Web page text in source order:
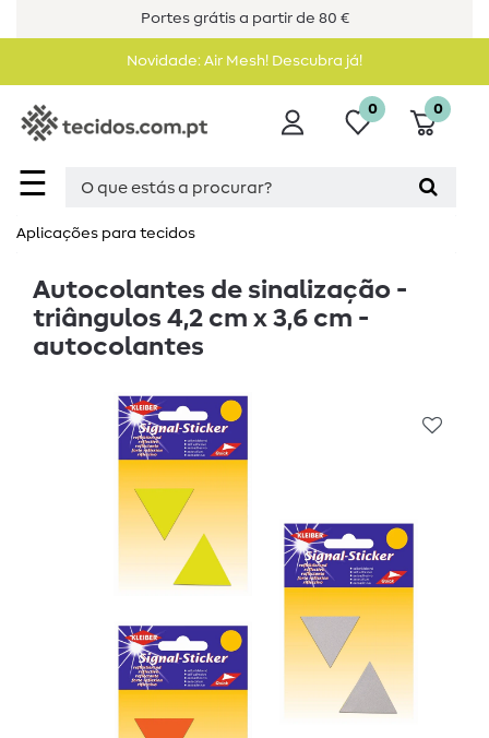
Portes grátis a partir de 80 €
Novidade: Air Mesh! Descubra já!
☰
0 0
Aplicações para tecidos
Autocolantes de sinalização -
triângulos 4,2 cm x 3,6 cm -
autocolantes